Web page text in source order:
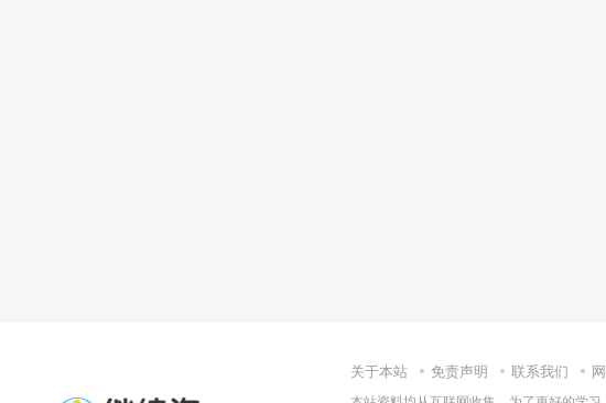
关于本站 免责声明 联系我们